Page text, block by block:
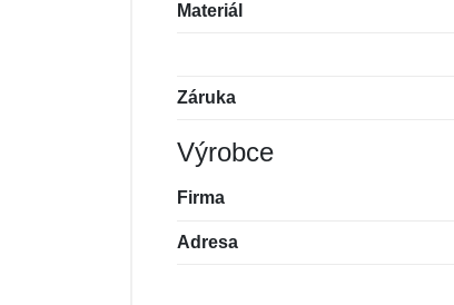
Materiál
Záruka
Výrobce
Firma
Adresa